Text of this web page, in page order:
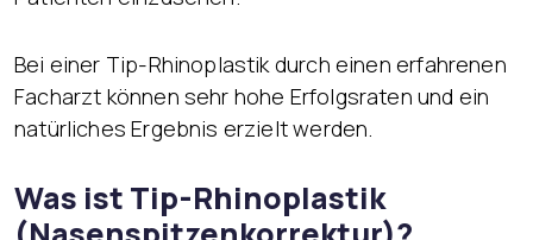
Bei einer Tip-Rhinoplastik durch einen erfahrenen
Facharzt können sehr hohe Erfolgsraten und ein
natürliches Ergebnis erzielt werden.
Was ist Tip-Rhinoplastik